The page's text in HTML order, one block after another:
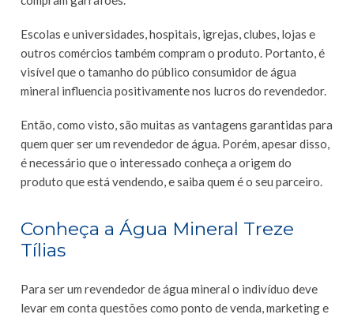
Escolas e universidades, hospitais, igrejas, clubes, lojas e
outros comércios também compram o produto. Portanto, é
visível que o tamanho do público consumidor de água
mineral influencia positivamente nos lucros do revendedor.
Então, como visto, são muitas as vantagens garantidas para
quem quer ser um revendedor de água. Porém, apesar disso,
é necessário que o interessado conheça a origem do
produto que está vendendo, e saiba quem é o seu parceiro.
Conheça a Água Mineral Treze
Tílias
Para ser um revendedor de água mineral o indivíduo deve
levar em conta questões como ponto de venda, marketing e